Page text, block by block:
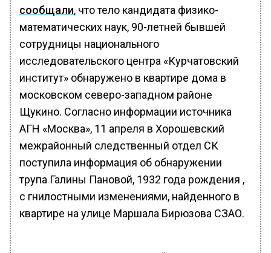
сообщали, что тело кандидата физико-
математических наук, 90-летней бывшей
сотрудницы национального
исследовательского центра «Курчатовский
институт» обнаружено в квартире дома в
московском северо-западном районе
Щукино. Согласно информации источника
АГН «Москва», 11 апреля в Хорошевский
межрайонный следственный отдел СК
поступила информация об обнаружении
трупа Галины Пановой, 1932 года рождения ,
с гнилостными изменениями, найденного в
квартире на улице Маршала Бирюзова СЗАО.